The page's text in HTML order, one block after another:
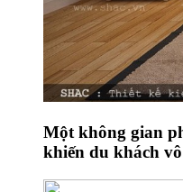
Một không gian
khiến du khách